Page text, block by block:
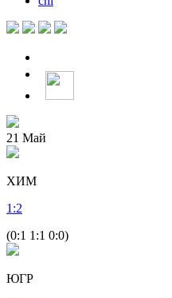
21 Май
ХИМ
1 :2
(0:1 1:1 0:0)
ЮГР